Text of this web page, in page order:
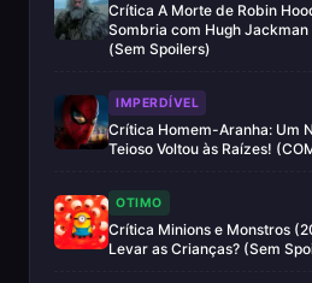
Crítica A Morte de Robin
Sombria com Hugh Jackman
(Sem Spoilers)
IMPERDÍVEL
Crítica Homem-Aranha: Um
Teioso Voltou às Raízes!
OTIMO
Crítica Minions e Monstros
Levar as Crianças? (Sem